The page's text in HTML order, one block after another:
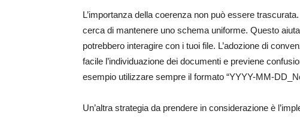
L’importanza della coerenza non può essere
cerca di mantenere uno schema uniforme. Questo
potrebbero interagire con i tuoi file. L’adozione di
facile l’individuazione dei documenti e previene
esempio utilizzare sempre il formato “YYYY-MM-
Un’altra strategia da prendere in considerazione è